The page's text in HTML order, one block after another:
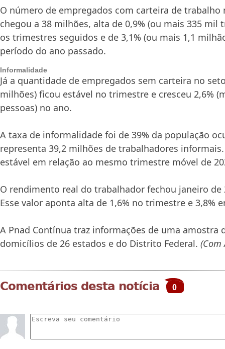
O número de empregados com carteira de trabalho
chegou a 38 milhões, alta de 0,9% (ou mais 335 mil
os trimestres seguidos e de 3,1% (ou mais 1,1
período do ano passado.
Informalidade
Já a quantidade de empregados sem carteira no
milhões) ficou estável no trimestre e cresceu 2,6%
pessoas) no ano.
A taxa de informalidade foi de 39% da população
representa 39,2 milhões de trabalhadores
estável em relação ao mesmo trimestre móvel de
O rendimento real do trabalhador fechou janeiro de
Esse valor aponta alta de 1,6% no trimestre e 3,8%
A Pnad Contínua traz informações de uma amostra
domicílios de 26 estados e do Distrito Federal. (Com
Comentários desta notícia 0